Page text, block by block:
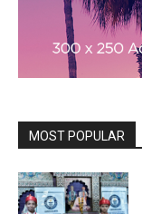
MOST POPULAR